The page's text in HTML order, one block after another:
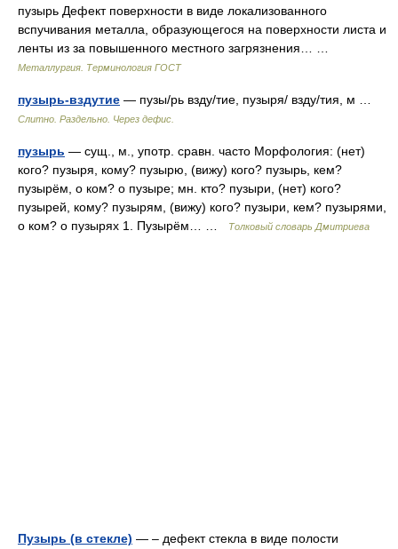
пузырь Дефект поверхности в виде локализованного
вспучивания металла, образующегося на поверхности листа и
ленты из за повышенного местного загрязнения… …
Металлургия. Терминология ГОСТ
пузырь-вздутие — пузы/рь взду/тие, пузыря/ взду/тия, м …
Слитно. Раздельно. Через дефис.
пузырь — сущ., м., употр. сравн. часто Морфология: (нет)
кого? пузыря, кому? пузырю, (вижу) кого? пузырь, кем?
пузырём, о ком? о пузыре; мн. кто? пузыри, (нет) кого?
пузырей, кому? пузырям, (вижу) кого? пузыри, кем? пузырями,
о ком? о пузырях 1. Пузырём… …
Толковый словарь Дмитриева
Пузырь (в стекле) — – дефект стекла в виде полости